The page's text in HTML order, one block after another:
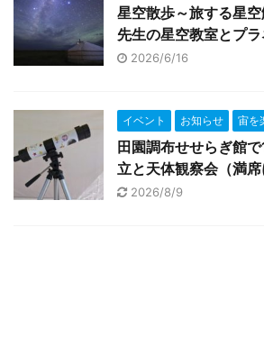
星空散歩～旅する星
先生の星空教室とプ
2026/6/16
イベント お知らせ 宙を
田園調布せせらぎ館
立と天体観察会（満席
2026/8/9